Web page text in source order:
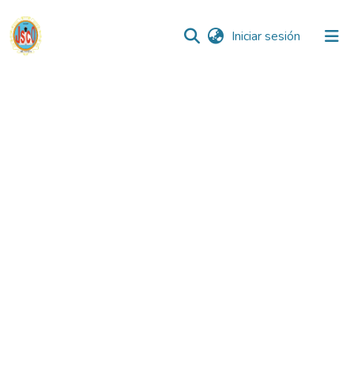
Iniciar sesión (current)